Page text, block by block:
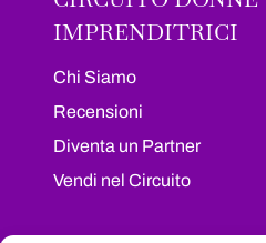
IMPRENDITRICI
Chi Siamo
Recensioni
Diventa un Partner
Vendi nel Circuito